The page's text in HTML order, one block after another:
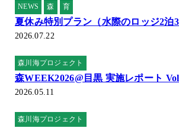
NEWS 森 育
夏休み特別プラン（水際のロッジ2泊
2026.07.22
森川海プロジェクト
森WEEK2026@目黒 実施レポート
2026.05.11
森川海プロジェクト